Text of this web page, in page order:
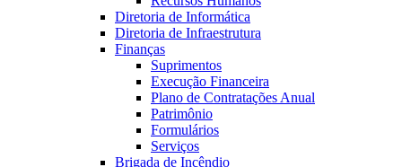
Diretoria de Informática
Diretoria de Infraestrutura
Finanças
Suprimentos
Execução Financeira
Plano de Contratações Anual
Patrimônio
Formulários
Serviços
Brigada de Incêndio